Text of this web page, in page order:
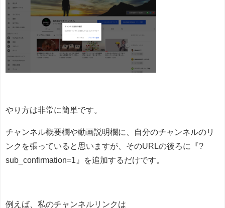
やり方は非常に簡単です。
チャンネル概要欄や動画説明欄に、自分のチャンネルのリ
ンクを張っていると思いますが、そのURLの後ろに『?
sub_confirmation=1』を追加するだけです。
例えば、私のチャンネルリンクは